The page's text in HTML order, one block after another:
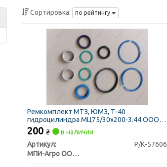
Сортировка: по рейтингу
Ремкомплект МТЗ, ЮМЗ, Т-40
гидроцилиндра МЦ75/30х200-3.44 ООО
"ГИДРОСИЛА-ТЕТИС" (пр-во МПИ-Агро, г.
Мелитополь)
200 ₴
в наличии
Артикул:
Р/К-57606
МПИ-Агро ООО TM RINGROUP